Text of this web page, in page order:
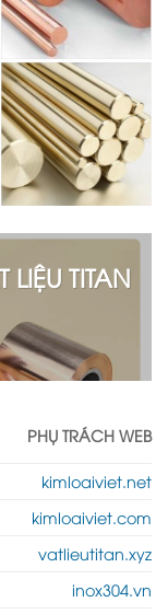
TITAN
PHỤ TRÁCH WEB
kimloaiviet.net
kimloaiviet.com
vatlieutitan.xyz
inox304.vn